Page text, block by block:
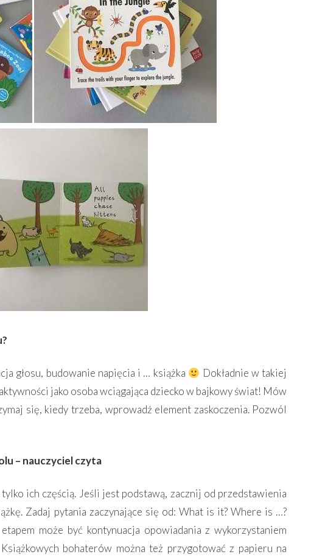
głosu, budowanie napięcia i … książka
Dokładnie w takiej
jako osoba wciągająca dziecko w bajkowy świat! Mów
się, kiedy trzeba, wprowadź element zaskoczenia. Pozwól
– nauczyciel czyta
ich częścią. Jeśli jest podstawą, zacznij od przedstawienia
Zadaj pytania zaczynające się od: What is it? Where is …?
może być kontynuacja opowiadania z wykorzystaniem
bohaterów można też przygotować z papieru na